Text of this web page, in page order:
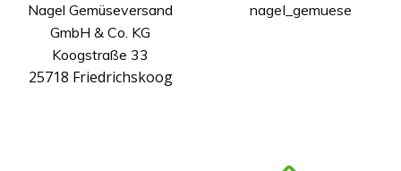
Nagel Gemüseversand
GmbH & Co. KG
Koogstraße 33
25718 Friedrichskoog
nagel_gemuese